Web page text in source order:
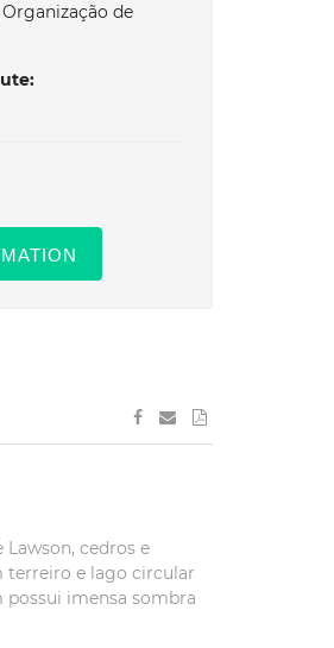
de
cedros e
terreiro e lago circular
possui imensa sombra